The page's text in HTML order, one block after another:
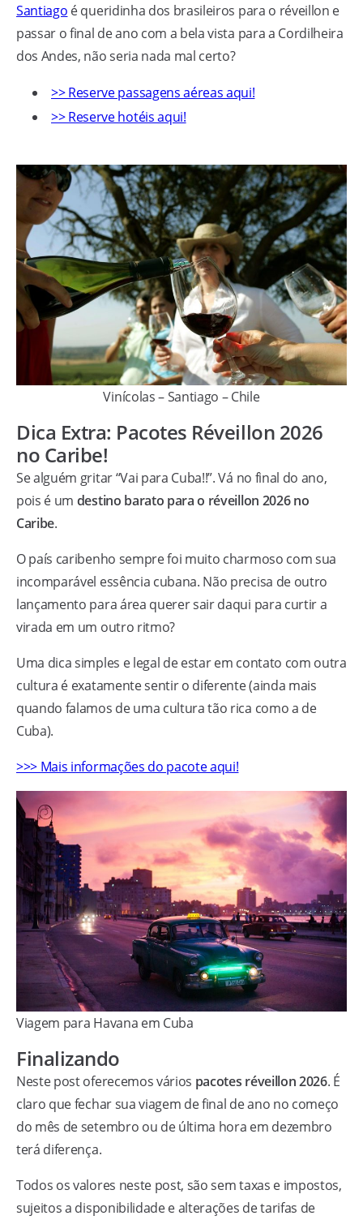
Santiago é queridinha dos brasileiros para o réveillon e
passar o final de ano com a bela vista para a Cordilheira
dos Andes, não seria nada mal certo?
>> Reserve passagens aéreas aqui!
>> Reserve hotéis aqui!
Vinícolas – Santiago – Chile
Dica Extra: Pacotes Réveillon 2026
no Caribe!
Se alguém gritar “Vai para Cuba!!”. Vá no final do ano,
pois é um destino barato para o réveillon 2026 no
Caribe.
O país caribenho sempre foi muito charmoso com sua
incomparável essência cubana. Não precisa de outro
lançamento para área querer sair daqui para curtir a
virada em um outro ritmo?
Uma dica simples e legal de estar em contato com outra
cultura é exatamente sentir o diferente (ainda mais
quando falamos de uma cultura tão rica como a de
Cuba).
>>> Mais informações do pacote aqui!
Viagem para Havana em Cuba
Finalizando
Neste post oferecemos vários pacotes réveillon 2026. É
claro que fechar sua viagem de final de ano no começo
do mês de setembro ou de última hora em dezembro
terá diferença.
Todos os valores neste post, são sem taxas e impostos,
sujeitos a disponibilidade e alterações de tarifas de